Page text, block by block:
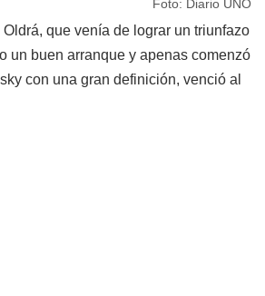
Foto: Diario UNO
que venía de lograr un triunfazo
un buen arranque y apenas comenzó
con una gran definición, venció al